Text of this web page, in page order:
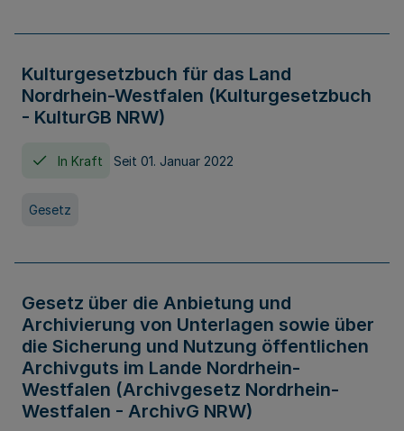
Kulturgesetzbuch für das Land
Nordrhein-Westfalen (Kulturgesetzbuch
- KulturGB NRW)
In Kraft Seit 01. Januar 2022
Gesetz
Gesetz über die Anbietung und
Archivierung von Unterlagen sowie über
die Sicherung und Nutzung öffentlichen
Archivguts im Lande Nordrhein-
Westfalen (Archivgesetz Nordrhein-
Westfalen - ArchivG NRW)